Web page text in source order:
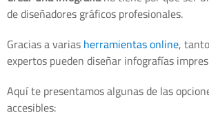
de diseñadores gráficos profesionales.
Gracias a variasherramientas online,
expertos pueden diseñar infografías
Aquí te presentamos algunas de las
accesibles: